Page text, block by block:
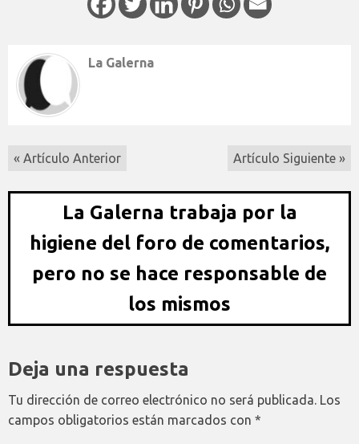
La Galerna
« Artículo Anterior Artículo Siguiente »
La Galerna trabaja por la
higiene del foro de comentarios,
pero no se hace responsable de
los mismos
Deja una respuesta
Tu dirección de correo electrónico no será publicada. Los
campos obligatorios están marcados con *